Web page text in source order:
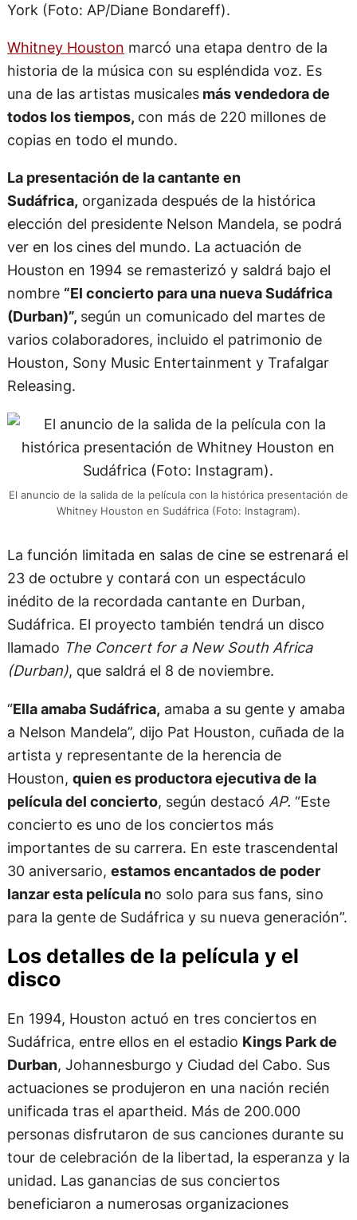
York (Foto: AP/Diane Bondareff).
Whitney Houston marcó una etapa dentro de la
historia de la música con su espléndida voz. Es
una de las artistas musicalesmás vendedora de
todos los tiempos, con más de 220 millones de
copias en todo el mundo.
La presentación de la cantante en
Sudáfrica, organizada después de la histórica
elección del presidente Nelson Mandela, se podrá
ver en los cines del mundo. La actuación de
Houston en 1994 se remasterizó y saldrá bajo el
nombre “El concierto para una nueva Sudáfrica
(Durban)”, según un comunicado del martes de
varios colaboradores, incluido el patrimonio de
Houston, Sony Music Entertainment y Trafalgar
Releasing.
El anuncio de la salida de la película con la histórica presentación de
Whitney Houston en Sudáfrica (Foto: Instagram).
La función limitada en salas de cine se estrenará el
23 de octubre y contará con un espectáculo
inédito de la recordada cantante en Durban,
Sudáfrica. El proyecto también tendrá un disco
llamado The Concert for a New South Africa
(Durban), que saldrá el 8 de noviembre.
“Ella amaba Sudáfrica, amaba a su gente y amaba
a Nelson Mandela”, dijo Pat Houston, cuñada de la
artista y representante de la herencia de
Houston, quien es productora ejecutiva de la
película del concierto, según destacó AP. “Este
concierto es uno de los conciertos más
importantes de su carrera. En este trascendental
30 aniversario, estamos encantados de poder
lanzar esta película no solo para sus fans, sino
para la gente de Sudáfrica y su nueva generación”.
Los detalles de la película y el
disco
En 1994, Houston actuó en tres conciertos en
Sudáfrica, entre ellos en el estadio Kings Park de
Durban, Johannesburgo y Ciudad del Cabo. Sus
actuaciones se produjeron en una nación recién
unificada tras el apartheid. Más de 200.000
personas disfrutaron de sus canciones durante su
tour de celebración de la libertad, la esperanza y la
unidad. Las ganancias de sus conciertos
beneficiaron a numerosas organizaciones